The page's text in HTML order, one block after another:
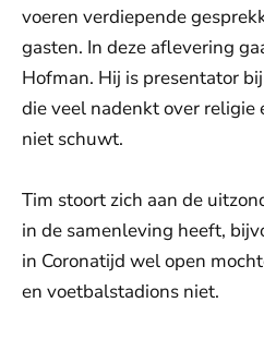
voeren verdiepende
gasten. In deze aflevering
Hofman. Hij is presentator
die veel nadenkt over religie
niet schuwt.
Tim stoort zich aan de
in de samenleving heeft,
in Coronatijd wel open
en voetbalstadions niet.